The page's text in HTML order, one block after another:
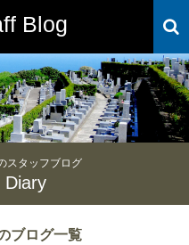
Blog
スタッフブログ
Diary
ブログ一覧